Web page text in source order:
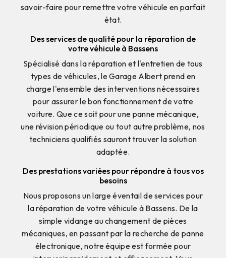
savoir-faire pour remettre votre véhicule en parfait
état.
Des services de qualité pour la réparation de
votre véhicule à Bassens
Spécialisé dans la réparation et l'entretien de tous
types de véhicules, le Garage Albert prend en
charge l'ensemble des interventions nécessaires
pour assurer le bon fonctionnement de votre
voiture. Que ce soit pour une panne mécanique,
une révision périodique ou tout autre problème, nos
techniciens qualifiés sauront trouver la solution
adaptée.
Des prestations variées pour répondre à tous vos
besoins
Nous proposons un large éventail de services pour
la réparation de votre véhicule à Bassens. De la
simple vidange au changement de pièces
mécaniques, en passant par la recherche de panne
électronique, notre équipe est formée pour